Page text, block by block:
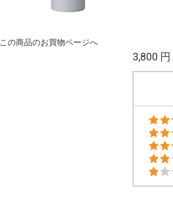
この商品のお買物ページへ
3,800 円